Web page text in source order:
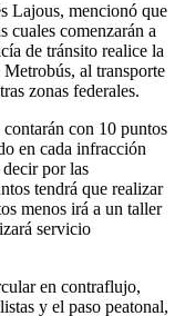
Lajous, mencionó que
cuales comenzarán a
de tránsito realice la
al transporte
zonas federales.
con 10 puntos
en cada infracción
decir por las
tendrá que realizar
menos irá a un taller
servicio
en contraflujo,
y el paso peatonal,